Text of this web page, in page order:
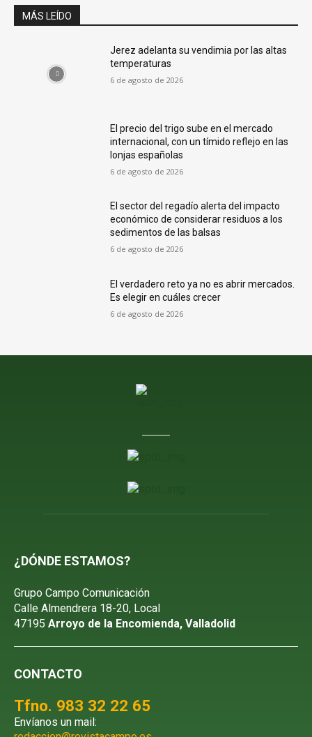
MÁS LEÍDO
Jerez adelanta su vendimia por las altas
temperaturas
6 de agosto de 2026
El precio del trigo sube en el mercado
internacional, con un tímido reflejo en las
lonjas españolas
6 de agosto de 2026
El sector del regadío alerta del impacto
económico de considerar residuos a los
sedimentos de las balsas
6 de agosto de 2026
El verdadero reto ya no es abrir mercados.
Es elegir en cuáles crecer
6 de agosto de 2026
¿DÓNDE ESTAMOS?
Grupo Campo Comunicación
Calle Almendrera 18-20, Local
47195 Arroyo de la Encomienda, Valladolid
CONTACTO
Tfno. 983 32 22 65
Envíanos un mail: